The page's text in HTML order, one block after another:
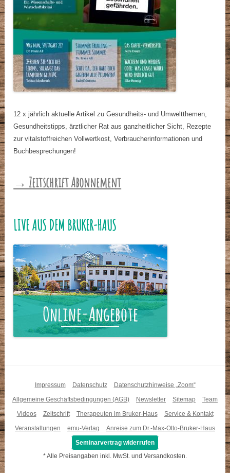
12 x jährlich aktuelle Artikel zu Gesundheits- und Umweltthemen,
Gesundheitstipps, ärztlicher Rat aus ganzheitlicher Sicht, Rezepte
zur vitalstoffreichen Vollwertkost, Verbraucherinformationen und
Buchbesprechungen!
→ Zeitschrift Abonnement
LIVE AUS DEM BRUKER-HAUS
Impressum Datenschutz
Datenschutzhinweise „Zoom“
Allgemeine Geschäftsbedingungen (AGB)
Newsletter Sitemap
Team
Videos
Zeitschrift Therapeuten im Bruker-Haus
Service & Kontakt
Veranstaltungen
emu-Verlag
Anreise zum Dr.-Max-Otto-Bruker-Haus
Seminarvertrag widerrufen
* Alle Preisangaben inkl. MwSt. und Versandkosten.